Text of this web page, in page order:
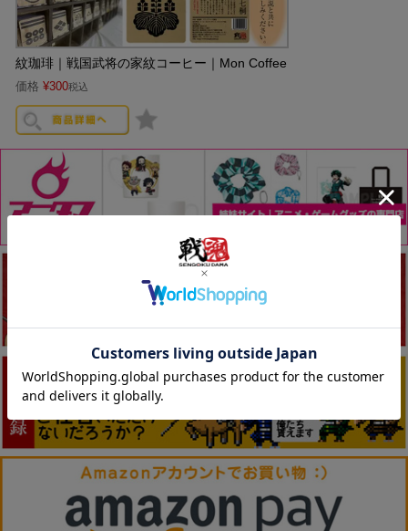
紋珈琲｜戦国武将の家紋コーヒー｜Mon Coffee
価格 ¥300税込